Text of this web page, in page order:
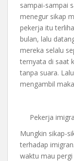
sampai-sampai
menegur sikap
pekerja itu
bulan, lalu
mereka selalu
ternyata di saat
tanpa suara.
mengambil
Pekerja
Mungkin sikap-
terhadap
waktu mau